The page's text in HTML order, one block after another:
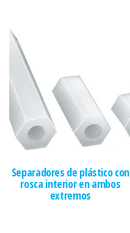
Separadores de plástico con
rosca interior en ambos
extremos